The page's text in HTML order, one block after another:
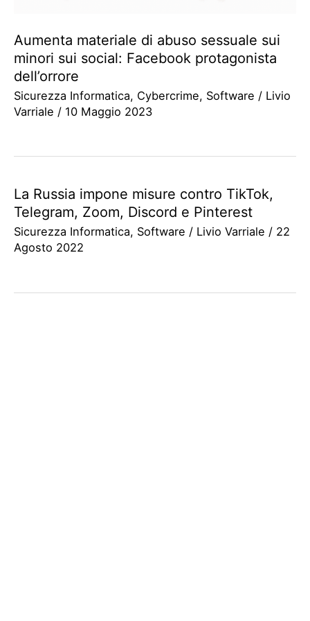
Aumenta materiale di abuso sessuale sui
minori sui social: Facebook protagonista
dell’orrore
Sicurezza Informatica, Cybercrime, Software / Livio
Varriale / 10 Maggio 2023
La Russia impone misure contro TikTok,
Telegram, Zoom, Discord e Pinterest
Sicurezza Informatica, Software / Livio Varriale / 22
Agosto 2022